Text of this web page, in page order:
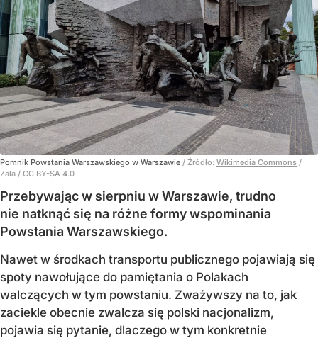
Pomnik Powstania Warszawskiego w Warszawie / Źródło: Wikimedia Commons /
Zala / CC BY-SA 4.0
Przebywając w sierpniu w Warszawie, trudno
nie natknąć się na różne formy wspominania
Powstania Warszawskiego.
Nawet w środkach transportu publicznego pojawiają się
spoty nawołujące do pamiętania o Polakach
walczących w tym powstaniu. Zważywszy na to, jak
zaciekle obecnie zwalcza się polski nacjonalizm,
pojawia się pytanie, dlaczego w tym konkretnie